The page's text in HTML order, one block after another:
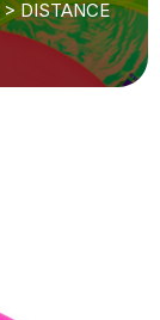
>DISTANCE